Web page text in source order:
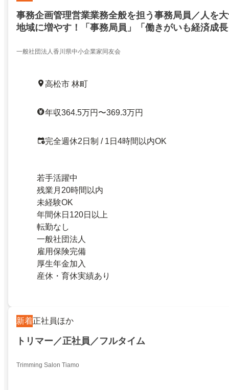
事務企画管理営業業務全般を担う事務局員／人を
地域に増やす！「事務局員」「働きがいも経済成
一般社団法人香川県中小企業家同友会
高松市 林町
年収364.5万円〜369.3万円
完全週休2日制 / 1日4時間以内OK
若手活躍中
残業月20時間以内
未経験OK
年間休日120日以上
転勤なし
一般社団法人
雇用保険完備
厚生年金加入
産休・育休実績あり
新着正社員ほか
トリマー／正社員／フルタイム
Trimming Salon Tiamo